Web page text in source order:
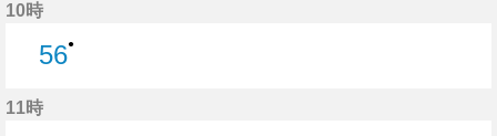
10時
56●
11時